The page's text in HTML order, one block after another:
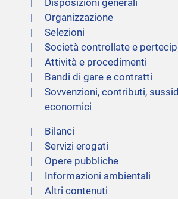
Disposizioni generali
Organizzazione
Selezioni
Società controllate e
Attività e procedimenti
Bandi di gare e contratti
Sovvenzioni, contributi,
economici
Bilanci
Servizi erogati
Opere pubbliche
Informazioni ambientali
Altri contenuti